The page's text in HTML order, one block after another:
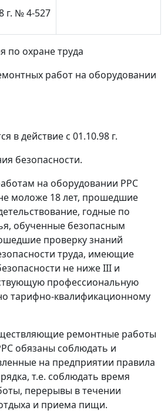
г. № 4-527
по охране труда
работ на оборудовании
в действие с 01.10.98 г.
безопасности.
на оборудовании РРС
моложе 18 лет, прошедшие
годные по
обученные безопасным
проверку знаний
труда, имеющие
не ниже III и
профессиональную
тарифно-квалификационному
ремонтные работы
обязаны соблюдать и
на предприятии правила
т.е. соблюдать время
перерывы в течении
и приема пищи.